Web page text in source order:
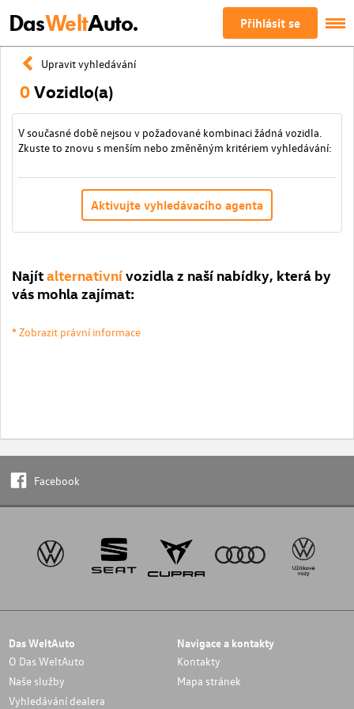
DasWeltAuto. Přihlásit se
Upravit vyhledávání
0Vozidlo(a)
V současné době nejsou v požadované kombinaci žádná vozidla.
Zkuste to znovu s menším nebo změněným kritériem vyhledávání:
Aktivujte vyhledávacího agenta
Najítalternativnívozidla z naší nabídky, která by
vás mohla zajímat:
* Zobrazit právní informace
Facebook
Das WeltAuto
O Das WeltAuto
Naše služby
Vyhledávání dealera
Navigace a kontakty
Kontakty
Mapa stránek